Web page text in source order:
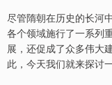
尽管隋朝在历史的长河
各个领域施行了一系列
展，还促成了众多伟大
此，今天我们就来探讨